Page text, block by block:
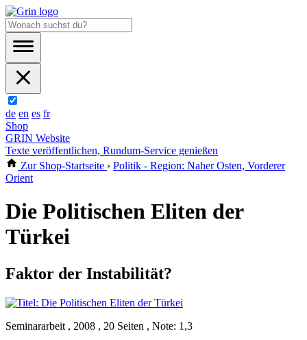
de en es fr
Shop
GRIN Website
Texte veröffentlichen, Rundum-Service genießen
Zur Shop-Startseite › Politik - Region: Naher Osten, Vorderer
Orient
Die Politischen Eliten der
Türkei
Faktor der Instabilität?
Seminararbeit , 2008 , 20 Seiten , Note: 1,3